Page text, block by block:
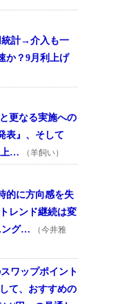
統計→介入も一
か？9月利上げ
更なる実施への
表』、そして
上…
（羊飼い）
的に方向感を失
レンド継続は変
ング…
（今井雅
ワップポイント
て、おすすめの